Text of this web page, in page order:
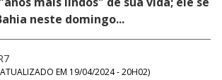
neste domingo...
EM 19/04/2024 - 20H02)